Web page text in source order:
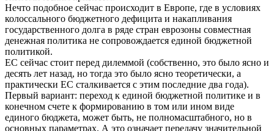
Нечто подобное сейчас происходит в Европе, где в условиях
колоссального бюджетного дефицита и накапливания
государственного долга в ряде стран еврозоны совместная
денежная политика не сопровождается единой бюджетной
политикой.
ЕС сейчас стоит перед дилеммой (собственно, это было ясно и
десять лет назад, но тогда это было ясно теоретически, а
практически ЕС сталкивается с этим последние два года).
Первый вариант: переход к единой бюджетной политике и в
конечном счете к формированию в том или ином виде
единого бюджета, может быть, не полномасштабного, но в
основных параметрах. А это означает передачу значительной